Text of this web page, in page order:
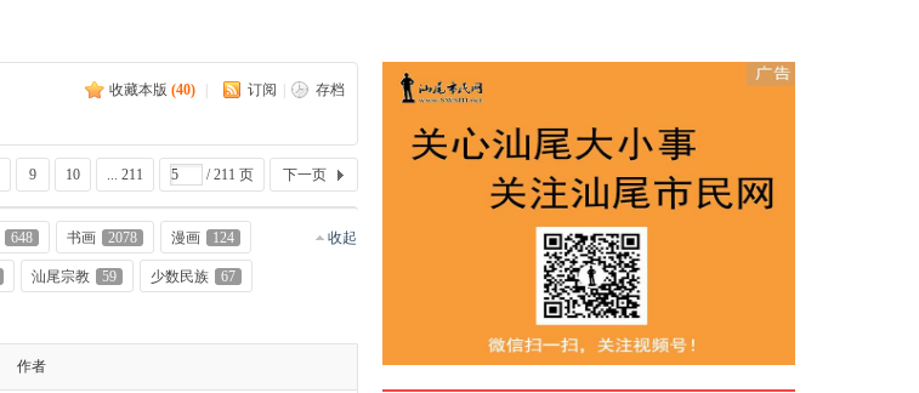
收藏本版 (40) 订阅 存档
9 10 ... 211 / 211 页 下一页
收起
648 书画 2078 漫画 124
汕尾宗教 59 少数民族 67
作者